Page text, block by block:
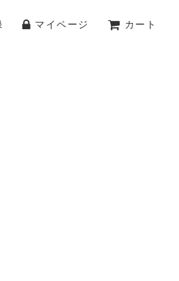
マイページ カート